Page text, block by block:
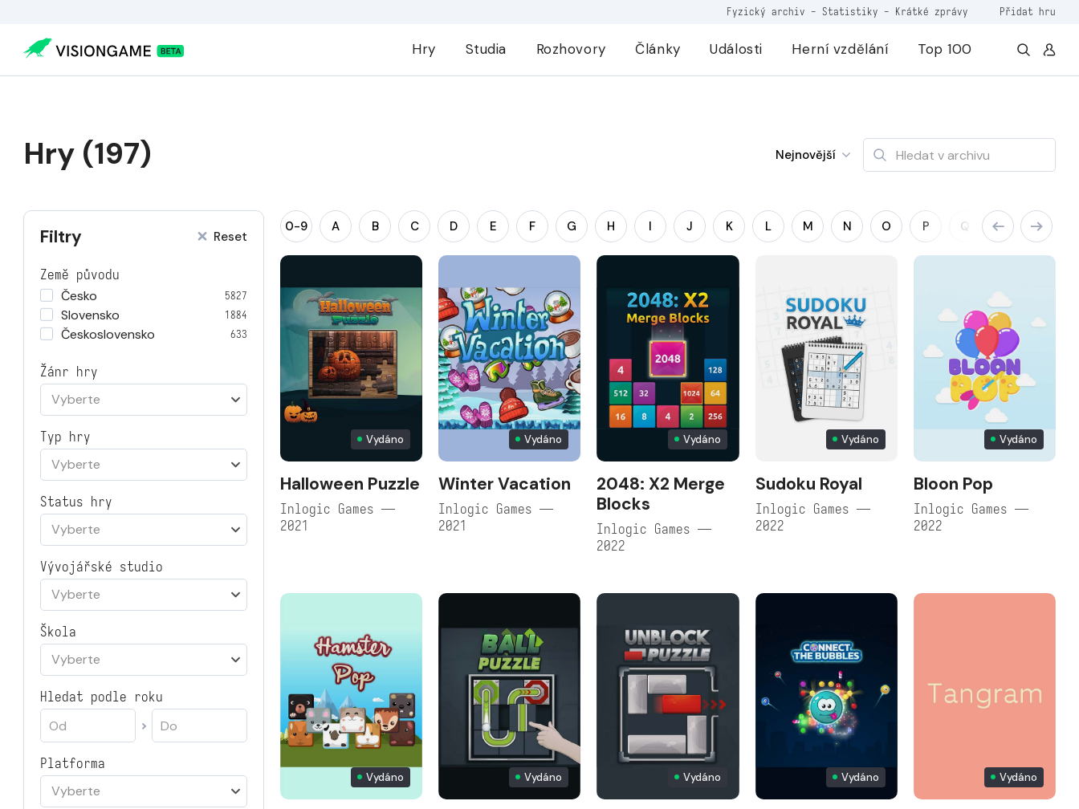
Fyzický archiv - Statistiky - Krátké zprávy Přidat hru
Hry Studia Rozhovory Články Události Herní vzdělání Top 100
Hry (197) Nejnovější
Filtry Reset
Země původu
Česko
5827
Slovensko 1884
Československo 633
Žánr hry
Vyberte
Typ hry
Vyberte
Status hry
Vyberte
Vývojářské studio
Vyberte
Škola
Vyberte
Hledat podle roku
Platforma
Vyberte
0-9 A B C D E F G H I J K L M N O P Q R S
Vydáno
Halloween Puzzle
Inlogic Games —
2021
Vydáno
Winter Vacation
Inlogic Games —
2021
Vydáno
2048: X2 Merge
Blocks
Inlogic Games —
2022
Vydáno
Sudoku Royal
Inlogic Games —
2022
Vydáno
Bloon Pop
Inlogic Games —
2022
Vydáno Vydáno Vydáno Vydáno Vydáno